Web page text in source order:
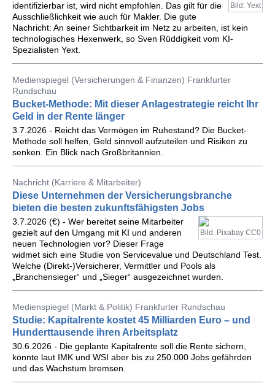
Bild: Yext
identifizierbar ist, wird nicht empfohlen. Das gilt für die
Ausschließlichkeit wie auch für Makler. Die gute
Nachricht: An seiner Sichtbarkeit im Netz zu arbeiten, ist kein
technologisches Hexenwerk, so Sven Rüddigkeit vom KI-
Spezialisten Yext.
Medienspiegel (Versicherungen & Finanzen) Frankfurter
Rundschau
Bucket-Methode: Mit dieser Anlagestrategie reicht Ihr
Geld in der Rente länger
3.7.2026 - Reicht das Vermögen im Ruhestand? Die Bucket-
Methode soll helfen, Geld sinnvoll aufzuteilen und Risiken zu
senken. Ein Blick nach Großbritannien.
Nachricht (Karriere & Mitarbeiter)
Diese Unternehmen der Versicherungsbranche
bieten die besten zukunftsfähigsten Jobs
Bild: Pixabay CC0
3.7.2026 (€) - Wer bereitet seine Mitarbeiter
gezielt auf den Umgang mit KI und anderen
neuen Technologien vor? Dieser Frage
widmet sich eine Studie von Servicevalue und Deutschland Test.
Welche (Direkt-)Versicherer, Vermittler und Pools als
„Branchensieger“ und „Sieger“ ausgezeichnet wurden.
Medienspiegel (Markt & Politik) Frankfurter Rundschau
Studie: Kapitalrente kostet 45 Milliarden Euro – und
Hunderttausende ihren Arbeitsplatz
30.6.2026 - Die geplante Kapitalrente soll die Rente sichern,
könnte laut IMK und WSI aber bis zu 250.000 Jobs gefährden
und das Wachstum bremsen.